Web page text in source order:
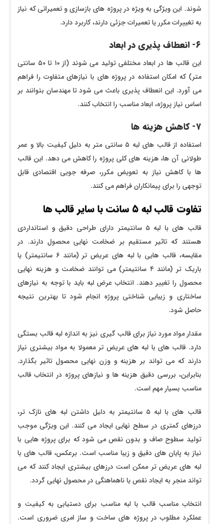
شوند. این ویژگی به ویژه در پروژه‌ های بازسازی و تعمیراتی که نیاز
به تغییرات مکرر یا تعمیرات جزئی دارند، کاربرد دارد.
۶- انعطاف ‌پذیری در ابعاد
این قالب ‌ها در ابعاد مختلفی تولید می ‌شوند (از ۱۰ تا ۵۰ سانتی
‌متر) که امکان استفاده در پروژه‌ های با نیازهای متفاوت را فراهم
می ‌آورد. این انعطاف‌ پذیری باعث می ‌شود تا مهندسان بتوانند بر
اساس نیاز پروژه، ابعاد مناسب را انتخاب کنند.
۷- کاهش هزینه ‌ها
استفاده از قالب‌ های لبه ۵ سانتی ‌متر به دلیل کیفیت بالا و عمر
طولانی آن ‌ها، هزینه‌ های کلی پروژه را کاهش می ‌دهد. این قالب
‌ها با کاهش نیاز به تعویض مکرر، صرفه‌ جویی اقتصادی قابل
توجهی را برای پیمانکاران فراهم می ‌کنند.
تفاوت قالب لبه ۵ سانت با سایر قالب ها
قالب‌ های با لبه ۵ سانتیمتر دارای طراحی دقیق و استانداردی
هستند که تاثیر مستقیم بر ضخامت نهایی محصول دارند. در
مقایسه، قالب‌ هایی با لبه ‌های عریض ‌تر (مانند ۶ سانتیمتر) یا
باریک ‌تر (مانند ۴ سانتیمتر) می ‌توانند ضخامت و هزینه نهایی
محصول را تغییر دهند. انتخاب عرض لبه باید با توجه به نیازهای
ساختاری و زیبایی‌ شناختی پروژه انجام شود تا بهترین نتیجه
حاصل شود.
مقدار مواد مورد نیاز برای قالب ‌گیری نیز به اندازه لبه قالب بستگی
دارد. قالب ‌های با لبه‌ های عریض ‌تر معمولا به مواد بیشتری نیاز
دارند که می ‌تواند بر هزینه و وزن نهایی محصول تاثیر بگذارد.
بنابراین، بررسی دقیق هزینه ‌ها و نیازهای پروژه در انتخاب قالب
مناسب بسیار مهم است.
قالب‌ های با لبه ۵ سانتیمتر به دلیل داشتن لبه‌ های نازک ‌تر،
درزهای کمتری در سطح نهایی ایجاد می‌ کنند. این ویژگی موجب
تولید سطوح صاف و بدون نقص می ‌شود که برای پروژه ‌هایی با
نیاز به پایان ‌های دقیق و زیبا مناسب است. برعکس، قالب‌ های با
لبه ‌های عریض ‌تر ممکن است درزهای بیشتری ایجاد کنند که می
‌تواند منجر به ایجاد نقص یا ناهماهنگی در محصول نهایی گردد.
انتخاب مناسب قالب با لبه مناسب برای دستیابی به کیفیت و
عملکرد مطلوب در پروژه‌ های ساخت و ساز امری ضروری است.